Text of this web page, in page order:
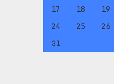
17
18 19
24
25 26
31